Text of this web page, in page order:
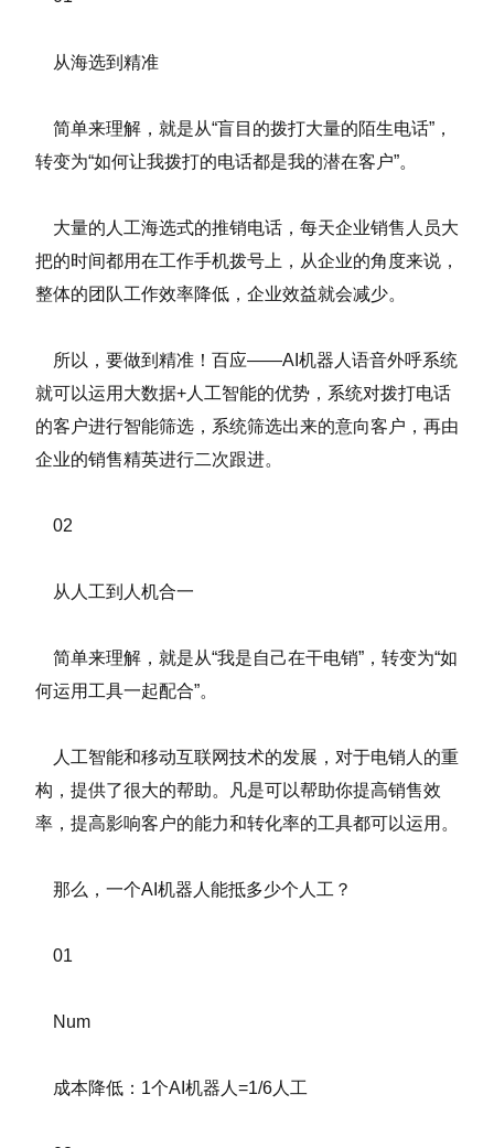
从海选到精准
简单来理解，就是从“盲目的拨打大量的陌生电话”，
转变为“如何让我拨打的电话都是我的潜在客户”。
大量的人工海选式的推销电话，每天企业销售人员大
把的时间都用在工作手机拨号上，从企业的角度来说，
整体的团队工作效率降低，企业效益就会减少。
所以，要做到精准！百应——AI机器人语音外呼系统
就可以运用大数据+人工智能的优势，系统对拨打电话
的客户进行智能筛选，系统筛选出来的意向客户，再由
企业的销售精英进行二次跟进。
02
从人工到人机合一
简单来理解，就是从“我是自己在干电销”，转变为“如
何运用工具一起配合”。
人工智能和移动互联网技术的发展，对于电销人的重
构，提供了很大的帮助。凡是可以帮助你提高销售效
率，提高影响客户的能力和转化率的工具都可以运用。
那么，一个AI机器人能抵多少个人工？
01
Num
成本降低：1个AI机器人=1/6人工